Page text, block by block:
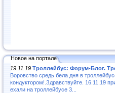
Новое на портале
19.11.19 Троллейбус: Форум-Блог.
Воровство средь бела дня в
кондуктором!.Здравствуйте. 16.11.19
ехали на троллейбусе 3...